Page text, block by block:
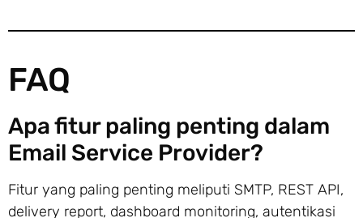
FAQ
Apa fitur paling penting dalam
Email Service Provider?
Fitur yang paling penting meliputi SMTP, REST API,
delivery report, dashboard monitoring, autentikasi